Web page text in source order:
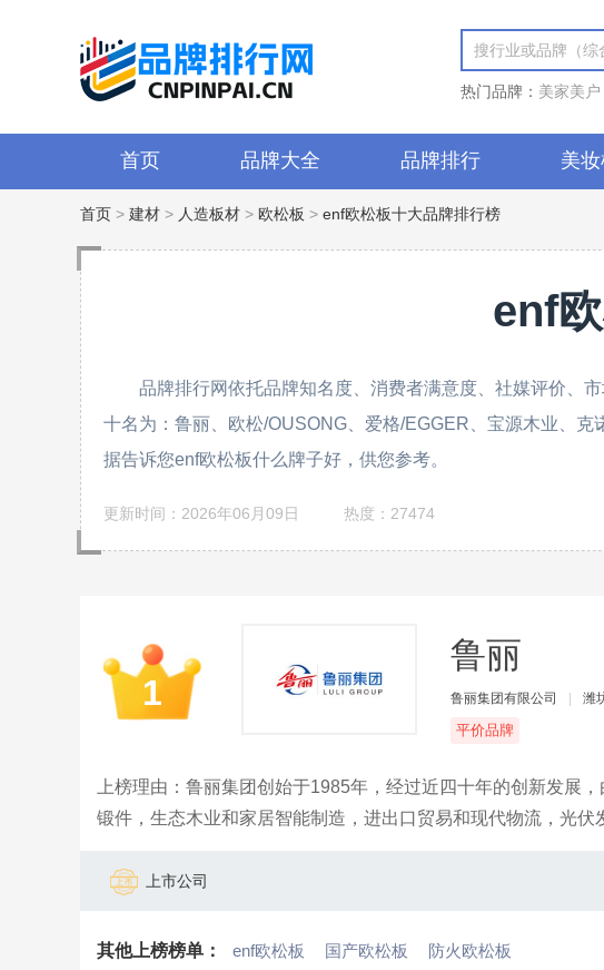
热门品牌： 美家美户
首页 品牌大全 品牌排行 美
首页 > 建材 > 人造板材 > 欧松板 > enf欧松板十大品牌排行榜
enf
品牌排行网依托品牌知名度、消费者满意度、社媒评价、
十名为：鲁丽、欧松/OUSONG、爱格/EGGER、宝源木业、
据告诉您enf欧松板什么牌子好，供您参考。
更新时间：2026年06月09日 热度：27474
1
鲁丽
鲁丽集团有限公司 潍
平价品牌
上榜理由：鲁丽集团创始于1985年，经过近四十年的创新发展
锻件，生态木业和家居智能制造，进出口贸易和现代物流，光
上市公司
其他上榜榜单： enf欧松板 国产欧松板 防火欧松板